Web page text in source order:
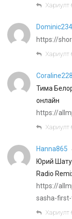
Хариулт
https://
Хариулт
Тима
онлайн
https://
Хариулт
Hanna865 •
Юрий
Radio
https://
sasha-
Хариулт